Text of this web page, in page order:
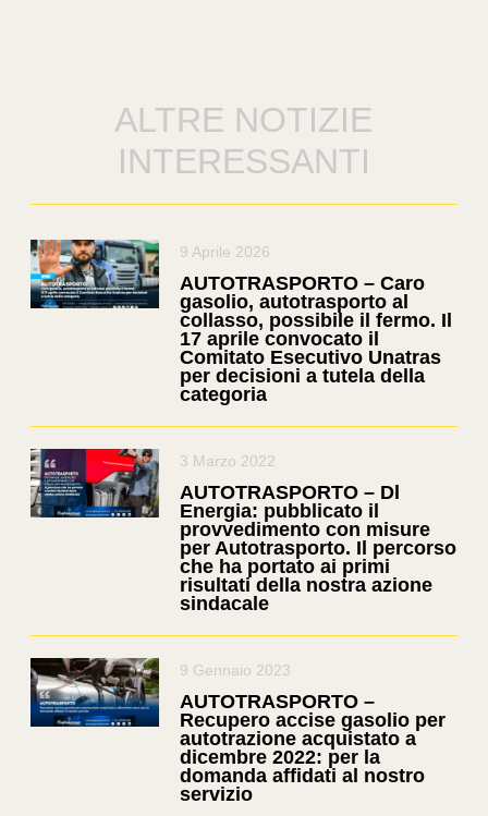
ALTRE NOTIZIE
INTERESSANTI
9 Aprile 2026
AUTOTRASPORTO – Caro
gasolio, autotrasporto al
collasso, possibile il fermo. Il
17 aprile convocato il
Comitato Esecutivo Unatras
per decisioni a tutela della
categoria
3 Marzo 2022
AUTOTRASPORTO – Dl
Energia: pubblicato il
provvedimento con misure
per Autotrasporto. Il percorso
che ha portato ai primi
risultati della nostra azione
sindacale
9 Gennaio 2023
AUTOTRASPORTO –
Recupero accise gasolio per
autotrazione acquistato a
dicembre 2022: per la
domanda affidati al nostro
servizio